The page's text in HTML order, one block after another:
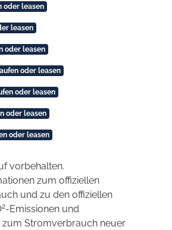
oder leasen
leasen
oder leasen
oder leasen
oder leasen
oder leasen
oder leasen
vorbehalten.
zum offiziellen
und zu den offiziellen
2-Emissionen und
Stromverbrauch neuer